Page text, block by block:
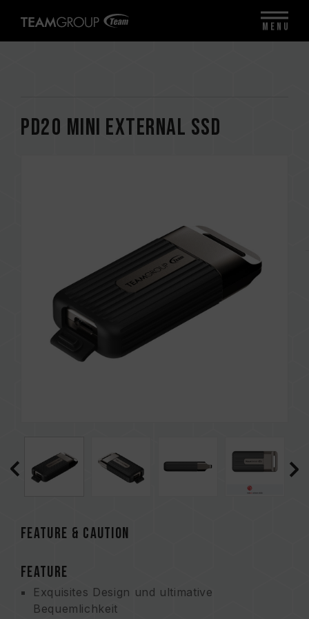
PD20 Mini External SSD
FEATURE & CAUTION
FEATURE
Exquisites Design und ultimative
Bequemlichkeit
MENU